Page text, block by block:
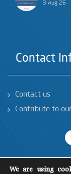
3 Aug 26
Contact
Contact us
Contribute to
We are using